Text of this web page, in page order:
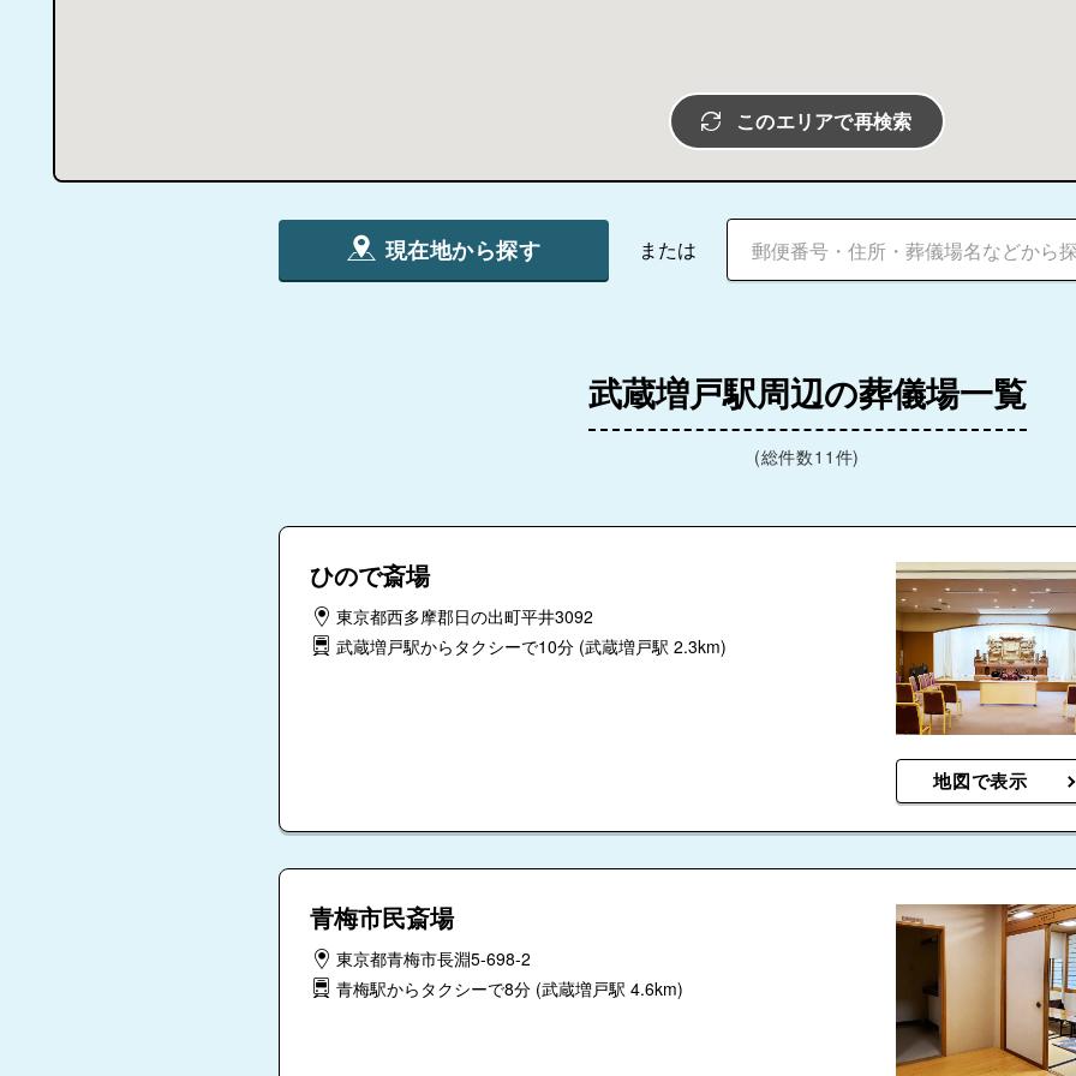
このエリアで再検索
現在地から探す または
武蔵増戸駅周辺の葬儀場一覧
(総件数11件)
ひので斎場
東京都西多摩郡日の出町平井3092
武蔵増戸駅からタクシーで10分 (武蔵増戸駅 2.3km)
地図で表示
青梅市民斎場
東京都青梅市長淵5-698-2
青梅駅からタクシーで8分 (武蔵増戸駅 4.6km)